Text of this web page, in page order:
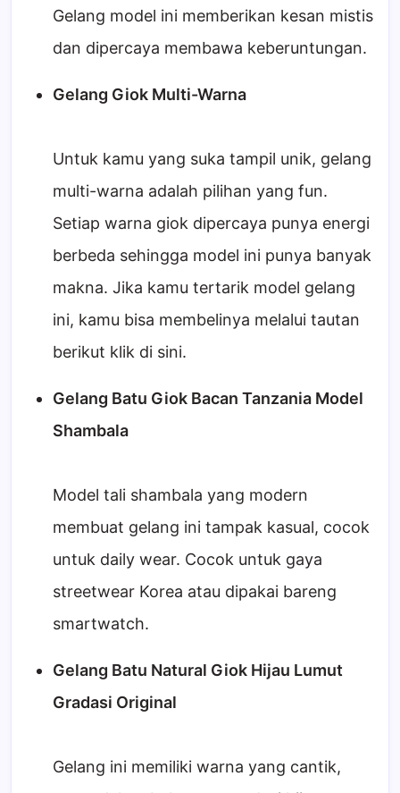
Gelang model ini memberikan kesan mistis
dan dipercaya membawa keberuntungan.
Gelang Giok Multi-Warna
Untuk kamu yang suka tampil unik, gelang
multi-warna adalah pilihan yang fun.
Setiap warna giok dipercaya punya energi
berbeda sehingga model ini punya banyak
makna. Jika kamu tertarik model gelang
ini, kamu bisa membelinya melalui tautan
berikut klik di sini.
Gelang Batu Giok Bacan Tanzania Model
Shambala
Model tali shambala yang modern
membuat gelang ini tampak kasual, cocok
untuk daily wear. Cocok untuk gaya
streetwear Korea atau dipakai bareng
smartwatch.
Gelang Batu Natural Giok Hijau Lumut
Gradasi Original
Gelang ini memiliki warna yang cantik,